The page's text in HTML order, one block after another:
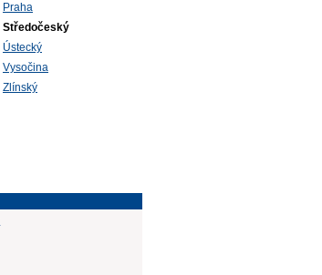
Praha
Středočeský
Ústecký
Vysočina
Zlínský